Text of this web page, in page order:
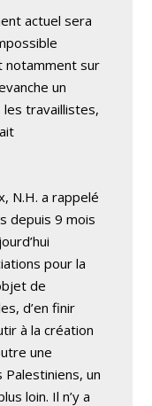
actuel sera
notamment sur
un
travaillistes,
N.H. a rappelé
depuis 9 mois
pour la
de
d’en finir
à la création
une
un
loin. Il n’y a